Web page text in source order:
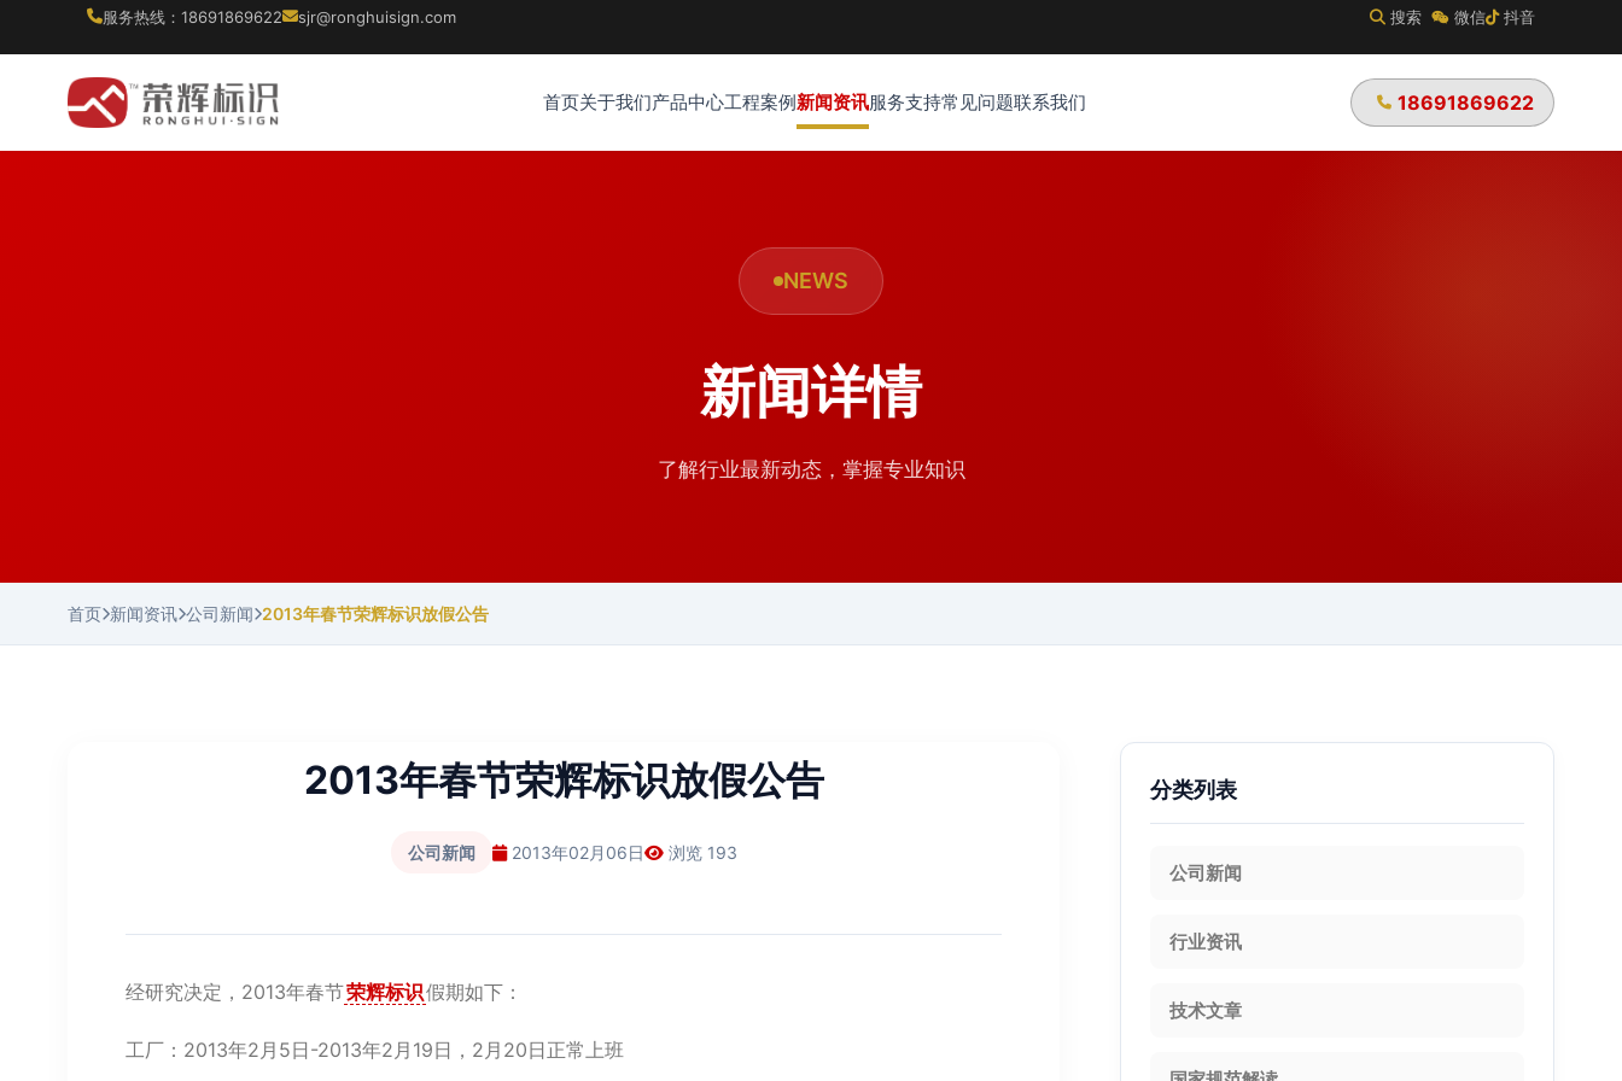
服务热线：18691869622 sjr@ronghuisign.com 搜索 微信 抖音
首页关于我们产品中心工程案例新闻资讯服务支持常见问题联系我们 18691869622
NEWS
新闻详情
了解行业最新动态，掌握专业知识
首页 新闻资讯 公司新闻 2013年春节荣辉标识放假公告
2013年春节荣辉标识放假公告
公司新闻 2013年02月06日 浏览 193
经研究决定，2013年春节荣辉标识假期如下：
工厂：2013年2月5日-2013年2月19日，2月20日正常上班
分类列表
公司新闻
行业资讯
技术文章